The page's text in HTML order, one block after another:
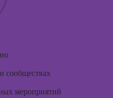
сообществах
мероприятий